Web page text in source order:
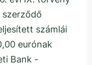
szerződő
számlái
eurónak
Bank -